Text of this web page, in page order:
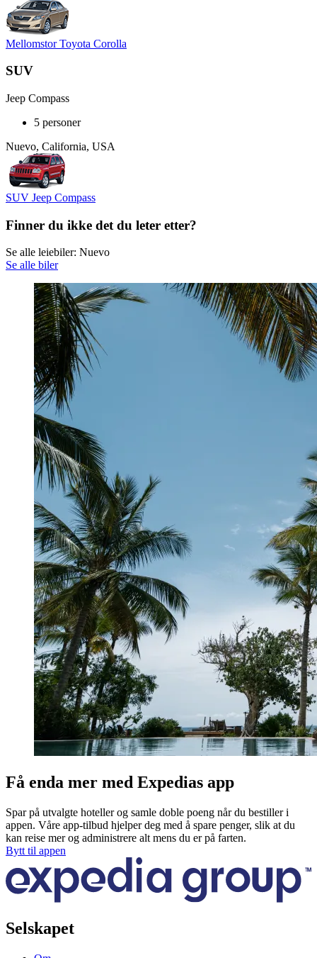
Mellomstor Toyota Corolla
SUV
Jeep Compass
5 personer
Nuevo, California, USA
SUV Jeep Compass
Finner du ikke det du leter etter?
Se alle leiebiler: Nuevo
Se alle biler
Få enda mer med Expedias app
Spar på utvalgte hoteller og samle doble poeng når du bestiller i
appen. Våre app-tilbud hjelper deg med å spare penger, slik at du
kan reise mer og administrere alt mens du er på farten.
Bytt til appen
Selskapet